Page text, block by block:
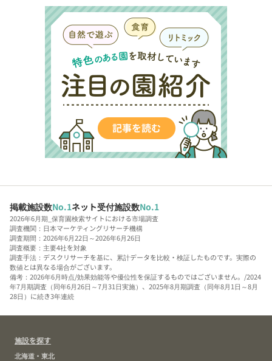
掲載施設数No.1ネット受付施設数No.1
2026年6月期_保育園検索サイトにおける市場調査
調査機関：日本マーケティングリサーチ機構
調査期間：2026年6月22日～2026年6月26日
調査概要：主要4社を対象
調査手法：デスクリサーチを基に、累計データを比較・検証したものです。実際の
数値とは異なる場合がございます。
備考：2026年6月時点/効果効能等や優位性を保証するものではございません。/2024
年7月期調査（同年6月26日～7月31日実施）、2025年8月期調査（同年8月1日～8月
28日）に続き3年連続
施設を探す
北海道・東北